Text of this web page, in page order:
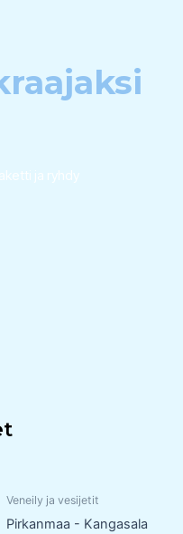
ja ryhdy
Veneily ja vesijetit
Pirkanmaa - Kangasala